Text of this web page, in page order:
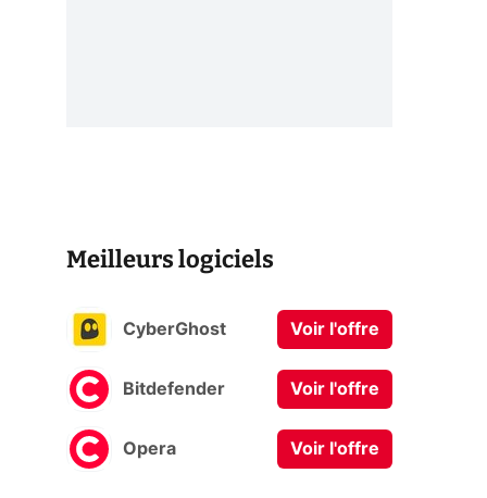
Meilleurs logiciels
CyberGhost Voir l'offre
Bitdefender Voir l'offre
Opera Voir l'offre